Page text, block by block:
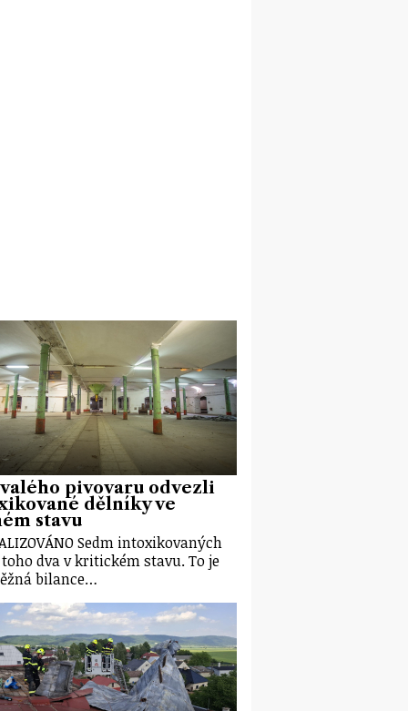
pivovaru odvezli
dělníky ve
stavu
Sedm intoxikovaných
dva v kritickém stavu. To je
bilance…